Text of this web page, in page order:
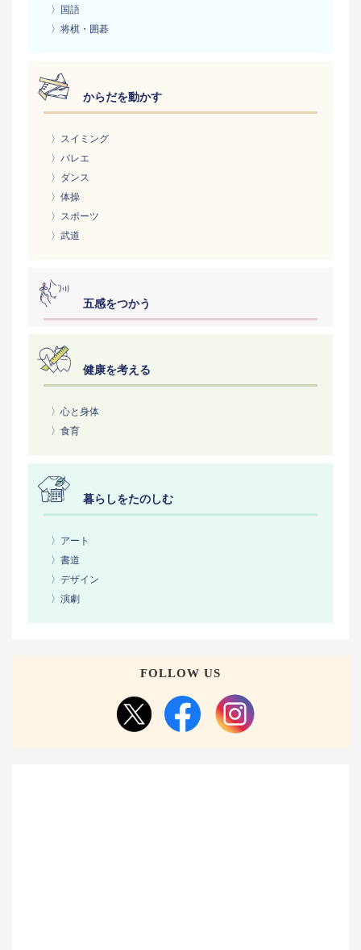
〉国語
〉将棋・囲碁
からだを動かす
〉スイミング
〉バレエ
〉ダンス
〉体操
〉スポーツ
〉武道
五感をつかう
健康を考える
〉心と身体
〉食育
暮らしをたのしむ
〉アート
〉書道
〉デザイン
〉演劇
FOLLOW US